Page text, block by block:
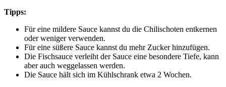
Tipps:
Für eine mildere Sauce kannst du die Chilischoten entkernen
oder weniger verwenden.
Für eine süßere Sauce kannst du mehr Zucker hinzufügen.
Die Fischsauce verleiht der Sauce eine besondere Tiefe, kann
aber auch weggelassen werden.
Die Sauce hält sich im Kühlschrank etwa 2 Wochen.